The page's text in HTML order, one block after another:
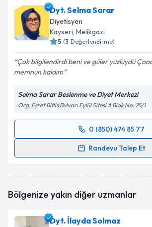
Dyt. Selma Sarar
Diyetisyen
Kayseri, Melikgazi
5 (3 Değerlendirme)
Çok bilgilendirdi beni ve güler yüzlüydü
memnun kaldım
Selma Sarar Beslenme ve Diyet Merkezi
Org. Eşref Bitlis Bulvarı Eylül Sitesi A Blok No: 25/1
0 (850) 474 85 77
Randevu Talep Et
Randevu Takvimi Talebi
oluşturun. Size bu uzmandan randevu
Bölgenize yakın diğer uzmanlar
Dyt. İlayda Solmaz